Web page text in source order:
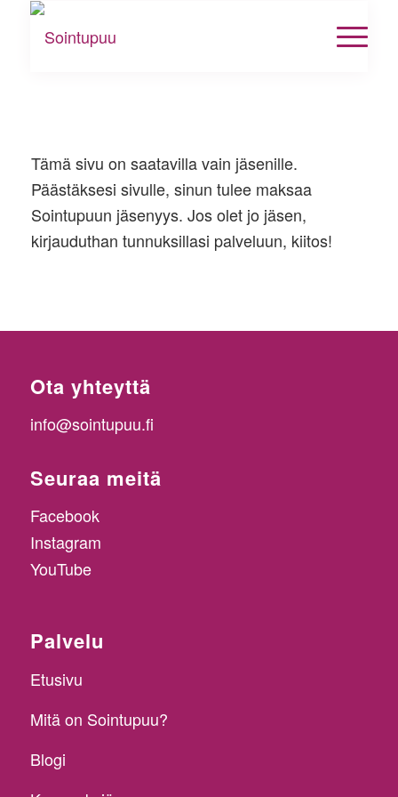
Tämä sivu on saatavilla vain jäsenille.
Päästäksesi sivulle, sinun tulee maksaa
Sointupuun jäsenyys. Jos olet jo jäsen,
kirjauduthan tunnuksillasi palveluun, kiitos!
Ota yhteyttä
info@sointupuu.fi
Seuraa meitä
Facebook
Instagram
YouTube
Palvelu
Etusivu
Mitä on Sointupuu?
Blogi